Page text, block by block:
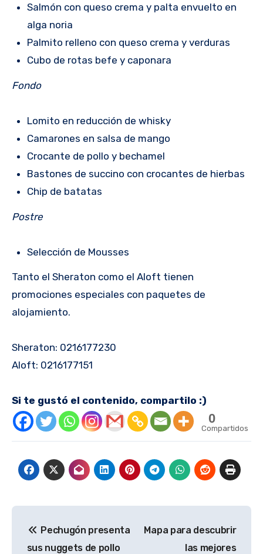
Salmón con queso crema y palta envuelto en
alga noria
Palmito relleno con queso crema y verduras
Cubo de rotas befe y caponara
Fondo
Lomito en reducción de whisky
Camarones en salsa de mango
Crocante de pollo y bechamel
Bastones de succino con crocantes de hierbas
Chip de batatas
Postre
Selección de Mousses
Tanto el Sheraton como el Aloft tienen
promociones especiales con paquetes de
alojamiento.
Sheraton: 0216177230
Aloft: 0216177151
Si te gustó el contenido, compartilo :)
0
Compartidos
de
Pechugón presenta
sus nuggets de pollo
Mapa para descubrir
las mejores